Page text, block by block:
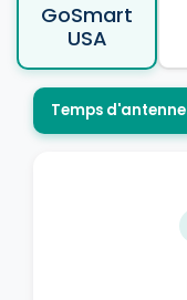
GoSmart
USA
Temps d'antenne